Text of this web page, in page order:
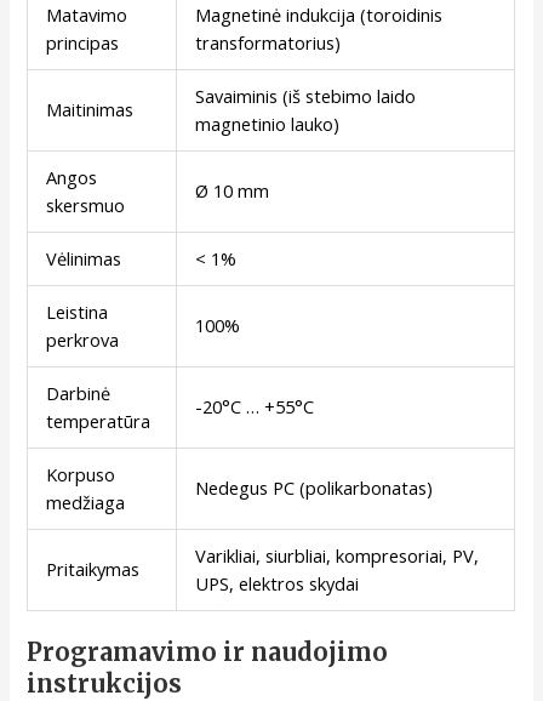
Matavimo
principas
Magnetinė indukcija (toroidinis
transformatorius)
Maitinimas
Savaiminis (iš stebimo laido
magnetinio lauko)
Angos
skersmuo
Ø 10 mm
Vėlinimas < 1%
Leistina
perkrova
100%
Darbinė
temperatūra
-20°C … +55°C
Korpuso
medžiaga
Nedegus PC (polikarbonatas)
Pritaikymas
Varikliai, siurbliai, kompresoriai, PV,
UPS, elektros skydai
Programavimo ir naudojimo
instrukcijos